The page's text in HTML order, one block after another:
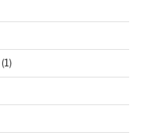
(1)